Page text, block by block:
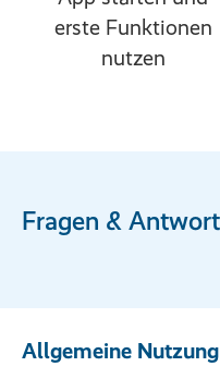
erste Funktionen
nutzen
Fragen &
Allgemeine Nutzung